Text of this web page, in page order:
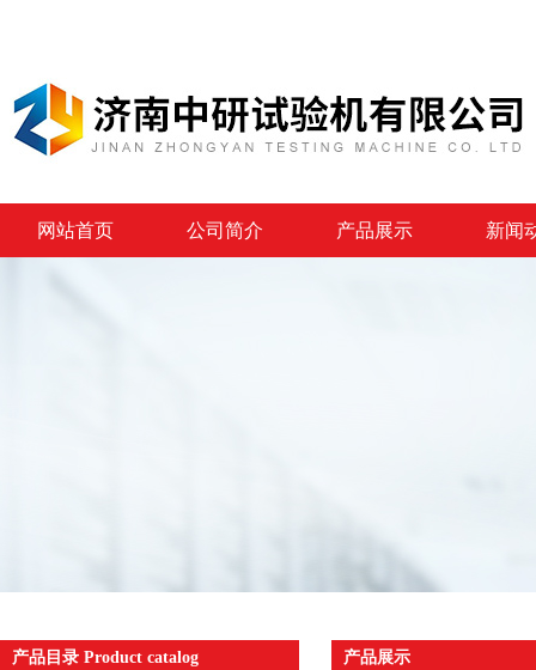
网站首页 公司简介 产品展示 新闻
产品目录 Product catalog 产品展示